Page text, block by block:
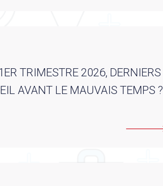
TRIMESTRE 2026, DERNIERS
AVANT LE MAUVAIS TEMPS ?